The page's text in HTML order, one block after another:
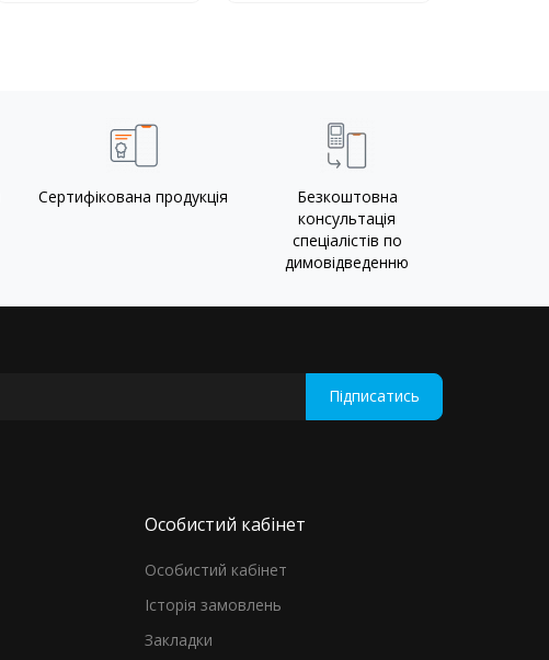
Сертифікована продукція
Безкоштовна
консультація
спеціалістів по
димовідведенню
Підписатись
Особистий кабінет
Особистий кабінет
Історія замовлень
Закладки